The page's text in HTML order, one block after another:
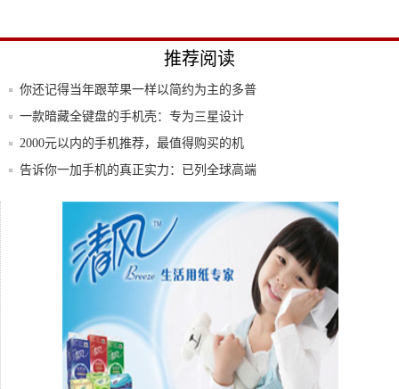
推荐阅读
你还记得当年跟苹果一样以简约为主的多普
达智能
一款暗藏全键盘的手机壳：专为三星设计
iPh
2000元以内的手机推荐，最值得购买的机
型，
告诉你一加手机的真正实力：已列全球高端
你好，手机寡头时代!